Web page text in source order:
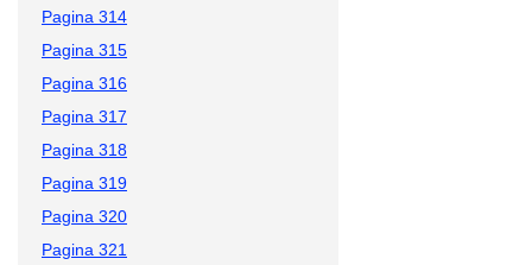
Pagina 314
Pagina 315
Pagina 316
Pagina 317
Pagina 318
Pagina 319
Pagina 320
Pagina 321